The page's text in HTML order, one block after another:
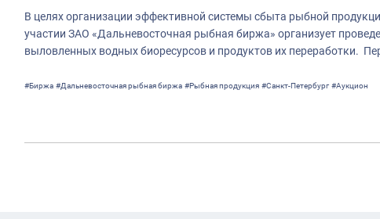
В целях организации эффективной системы сбыта рыбной
участии ЗАО «Дальневосточная рыбная биржа» организует
выловленных водных биоресурсов и продуктов их переработки.
#Биржа #Дальневосточная рыбная биржа #Рыбная продукция #Санкт-Петербург #Аукцион